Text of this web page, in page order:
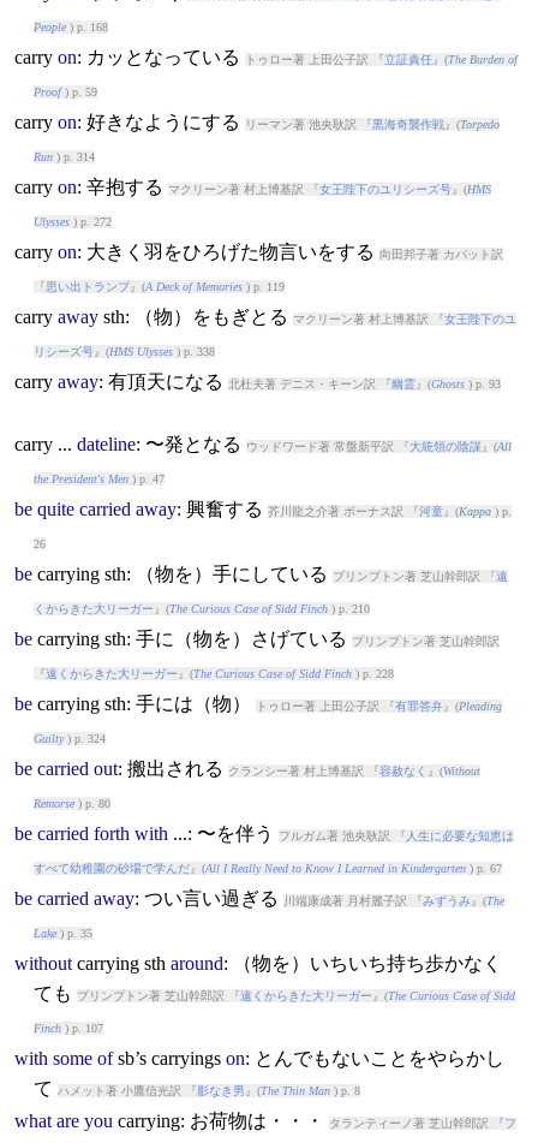
People) p. 168
carry on: カッとなっている トゥロー著 上田公子訳 『立証責任』(The Burden of
Proof) p. 59
carry on: 好きなようにする リーマン著 池央耿訳 『黒海奇襲作戦』(Torpedo
Run) p. 314
carry on: 辛抱する マクリーン著 村上博基訳 『女王陛下のユリシーズ号』(HMS
Ulysses) p. 272
carry on: 大きく羽をひろげた物言いをする 向田邦子著 カバット訳
『思い出トランプ』(A Deck of Memories) p. 119
carry awaysth: （物）をもぎとる マクリーン著 村上博基訳 『女王陛下のユ
リシーズ号』(HMS Ulysses) p. 338
carry away: 有頂天になる 北杜夫著 デニス・キーン訳 『幽霊』(Ghosts) p. 93
carry... dateline: 〜発となる ウッドワード著 常盤新平訳 『大統領の陰謀』(All
the President's Men) p. 47
be quite carried away: 興奮する 芥川龍之介著 ボーナス訳 『河童』(Kappa) p.
26
be carrying sth: （物を）手にしている プリンプトン著 芝山幹郎訳 『遠
くからきた大リーガー 』(The Curious Case of Sidd Finch) p. 210
be carrying sth: 手に（物を）さげている プリンプトン著 芝山幹郎訳
『遠くからきた大リーガー 』(The Curious Case of Sidd Finch) p. 228
be carrying sth: 手には（物） トゥロー著 上田公子訳 『有罪答弁』(Pleading
Guilty) p. 324
be carried out: 搬出される クランシー著 村上博基訳 『容赦なく 』(Without
Remorse) p. 80
be carried forth with ...: 〜を伴う フルガム著 池央耿訳 『 人生に必要な知恵は
すべて幼稚園の砂場で学んだ』(All I Really Need to Know I Learned in Kindergarten) p. 67
be carried away: つい言い過ぎる 川端康成著 月村麗子訳 『みずうみ』(The
Lake) p. 35
without carrying sth around: （物を）いちいち持ち歩かなく
ても
プリンプトン著 芝山幹郎訳 『遠くからきた大リーガー 』(The Curious Case of Sidd
Finch) p. 107
with some ofsb’s carryings on: とんでもないことをやらかし
て
ハメット著 小鷹信光訳 『影なき男 』(The Thin Man) p. 8
what are you carrying: お荷物は・・・ タランティーノ著 芝山幹郎訳 『フ